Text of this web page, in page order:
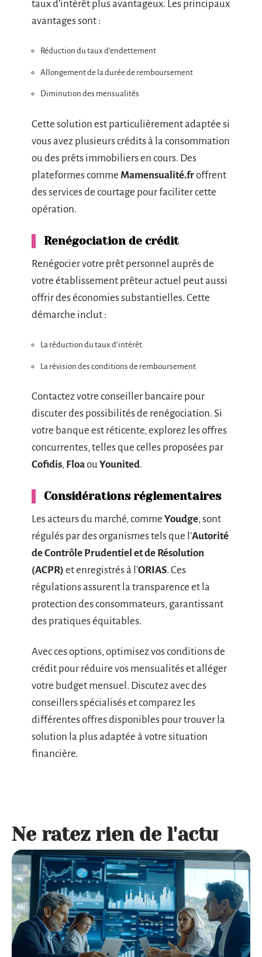
taux d’intérêt plus avantageux. Les principaux
avantages sont :
Réduction du taux d’endettement
Allongement de la durée de remboursement
Diminution des mensualités
Cette solution est particulièrement adaptée si
vous avez plusieurs crédits à la consommation
ou des prêts immobiliers en cours. Des
plateformes comme Mamensualité.froffrent
des services de courtage pour faciliter cette
opération.
Renégociation de crédit
Renégocier votre prêt personnel auprès de
votre établissement prêteur actuel peut aussi
offrir des économies substantielles. Cette
démarche inclut :
La réduction du taux d’intérêt
La révision des conditions de remboursement
Contactez votre conseiller bancaire pour
discuter des possibilités de renégociation. Si
votre banque est réticente, explorez les offres
concurrentes, telles que celles proposées par
Cofidis, FloaouYounited.
Considérations réglementaires
Les acteurs du marché, comme Youdge, sont
régulés par des organismes tels que l’Autorité
de Contrôle Prudentiel et de Résolution
(ACPR) et enregistrés à l’ORIAS. Ces
régulations assurent la transparence et la
protection des consommateurs, garantissant
des pratiques équitables.
Avec ces options, optimisez vos conditions de
crédit pour réduire vos mensualités et alléger
votre budget mensuel. Discutez avec des
conseillers spécialisés et comparez les
différentes offres disponibles pour trouver la
solution la plus adaptée à votre situation
financière.
Ne ratez rien de l'actu